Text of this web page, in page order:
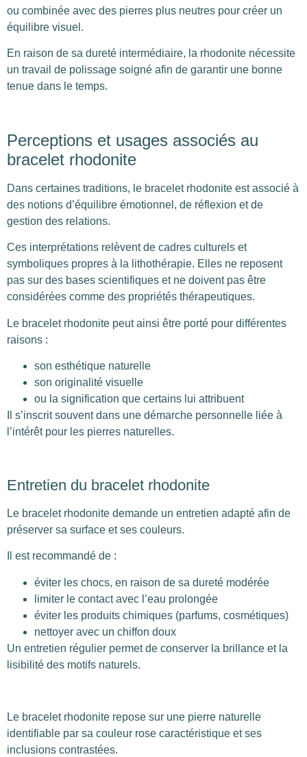
ou combinée avec des pierres plus neutres pour créer un
équilibre visuel.
En raison de sa dureté intermédiaire, la rhodonite nécessite
un travail de polissage soigné afin de garantir une bonne
tenue dans le temps.
Perceptions et usages associés au
bracelet rhodonite
Dans certaines traditions, le bracelet rhodonite est associé à
des notions d’équilibre émotionnel, de réflexion et de
gestion des relations.
Ces interprétations relèvent de cadres culturels et
symboliques propres à la lithothérapie. Elles ne reposent
pas sur des bases scientifiques et ne doivent pas être
considérées comme des propriétés thérapeutiques.
Le bracelet rhodonite peut ainsi être porté pour différentes
raisons :
son esthétique naturelle
son originalité visuelle
ou la signification que certains lui attribuent
Il s’inscrit souvent dans une démarche personnelle liée à
l’intérêt pour les pierres naturelles.
Entretien du bracelet rhodonite
Le bracelet rhodonite demande un entretien adapté afin de
préserver sa surface et ses couleurs.
Il est recommandé de :
éviter les chocs, en raison de sa dureté modérée
limiter le contact avec l’eau prolongée
éviter les produits chimiques (parfums, cosmétiques)
nettoyer avec un chiffon doux
Un entretien régulier permet de conserver la brillance et la
lisibilité des motifs naturels.
Le bracelet rhodonite repose sur une pierre naturelle
identifiable par sa couleur rose caractéristique et ses
inclusions contrastées.